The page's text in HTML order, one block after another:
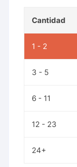
Cantidad
1 - 2
3 - 5
6 - 11
12 - 23
24+